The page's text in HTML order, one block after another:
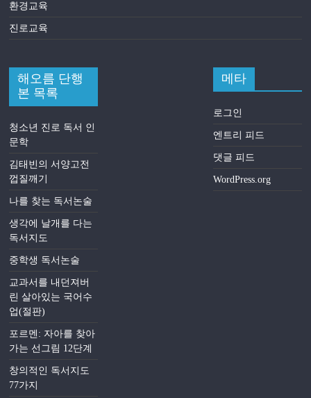
환경교육
진로교육
해오름 단행
본 목록
청소년 진로 독서 인
문학
김태빈의 서양고전
껍질깨기
나를 찾는 독서논술
생각에 날개를 다는
독서지도
중학생 독서논술
교과서를 내던져버
린 살아있는 국어수
업(절판)
포르멘: 자아를 찾아
가는 선그림 12단계
창의적인 독서지도
77가지
메타
로그인
엔트리 피드
댓글 피드
WordPress.org